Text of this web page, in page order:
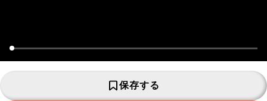
保存する